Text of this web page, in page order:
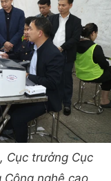
Cục trưởng Cục
Công nghệ cao